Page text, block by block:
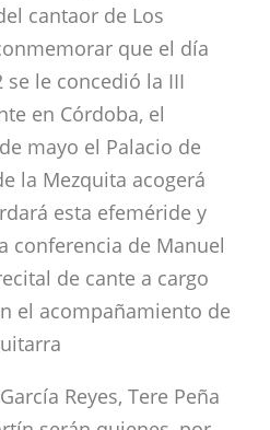
cantaor de Los
que el día
se le concedió la III
en Córdoba, el
mayo el Palacio de
la Mezquita acogerá
esta efeméride y
conferencia de Manuel
de cante a cargo
el acompañamiento de
Reyes, Tere Peña